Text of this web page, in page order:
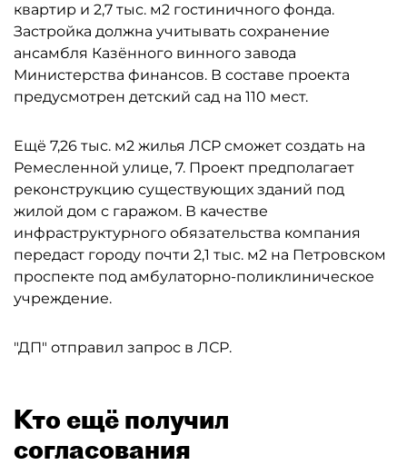
квартир и 2,7 тыс. м2 гостиничного фонда.
Застройка должна учитывать сохранение
ансамбля Казённого винного завода
Министерства финансов. В составе проекта
предусмотрен детский сад на 110 мест.
Ещё 7,26 тыс. м2 жилья ЛСР сможет создать на
Ремесленной улице, 7. Проект предполагает
реконструкцию существующих зданий под
жилой дом с гаражом. В качестве
инфраструктурного обязательства компания
передаст городу почти 2,1 тыс. м2 на Петровском
проспекте под амбулаторно-поликлиническое
учреждение.
"ДП" отправил запрос в ЛСР.
Кто ещё получил
согласования